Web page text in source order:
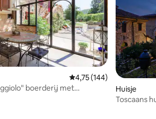
Gemiddelde beoordeling
4,75 (144)
boerderij met
Huisje
Toscaans